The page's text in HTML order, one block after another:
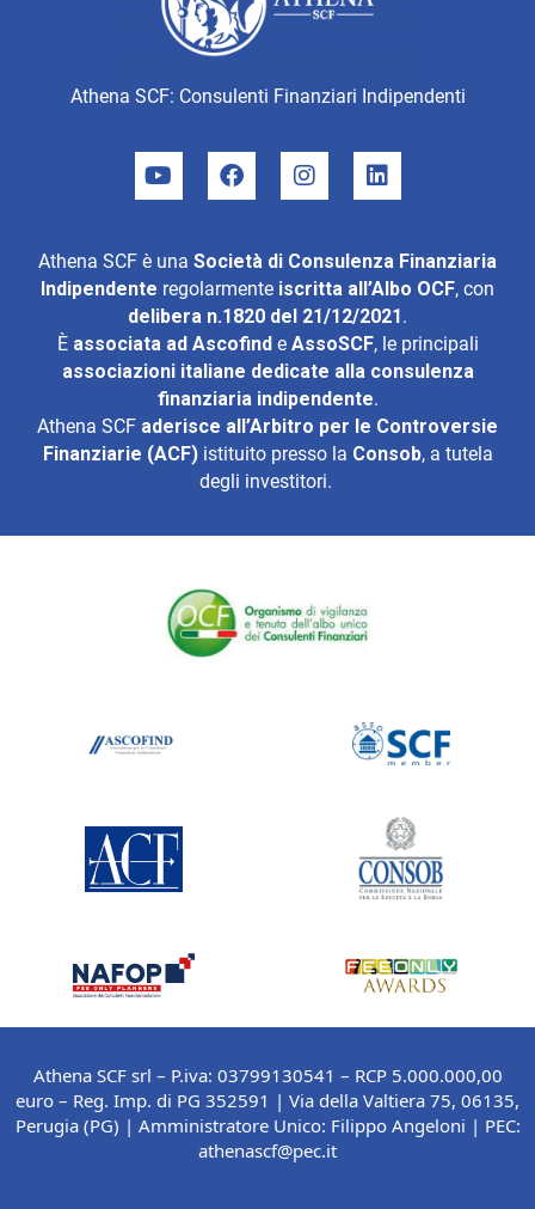
Athena SCF: Consulenti Finanziari Indipendenti
Athena SCF è una Società di Consulenza Finanziaria
Indipendente regolarmente iscritta all’Albo OCF, con
delibera n.1820 del 21/12/2021.
È associata ad Ascofinde AssoSCF, le principali
associazioni italiane dedicate alla consulenza
finanziaria indipendente.
Athena SCF aderisce all’Arbitro per le Controversie
Finanziarie (ACF)istituito presso la Consob, a tutela
degli investitori.
Athena SCF srl – P.iva: 03799130541 – RCP 5.000.000,00
euro – Reg. Imp. di PG 352591 | Via della Valtiera 75, 06135,
Perugia (PG) | Amministratore Unico: Filippo Angeloni | PEC:
athenascf@pec.it